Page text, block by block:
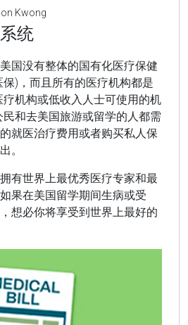
Kwong
统
国没有整体的国有化医疗保健
)，而且所有的医疗机构都是
机构或低收入人士可使用的机
和去美国旅游或留学的人都需
就医治疗费用或者购买私人保
。
有世界上最优秀医疗专家和最
果在美国留学期间生病或受
想必你将享受到世界上最好的